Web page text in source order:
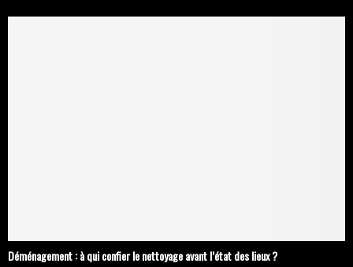
Déménagement : à qui confier le nettoyage avant l’état des lieux ?